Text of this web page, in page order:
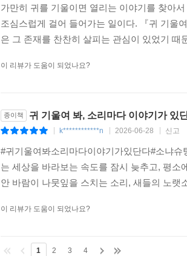
가만히 귀를 기울이면 열리는 이야기를 찾아
조심스럽게 걸어 들어가는 일이다. 『귀 기울
은 그 존재를 찬찬히 살피는 관심이 있었기
이 리뷰가 도움이 되었나요?
종이책 귀 기울여 봐, 소리마다 이야기가 있
k************n 2026-06-28 신고
#귀기울여봐소리마다이야기가있단다#소냐
는 세상을 바라보는 속도를 잠시 늦추고, 평
안 바람이 나뭇잎을 스치는 소리, 새들의 노
이 리뷰가 도움이 되었나요?
1 2 3 4